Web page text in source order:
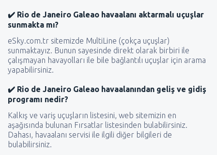
✔️ Rio de Janeiro Galeao havaalanı aktarmalı uçuşlar
sunmakta mı?
eSky.com.tr sitemizde MultiLine (çokça uçuşlar)
sunmaktayız. Bunun sayesinde direkt olarak birbiri ile
çalışmayan havayolları ile bile bağlantılı uçuşlar için arama
yapabilirsiniz.
✔️ Rio de Janeiro Galeao havaalanından geliş ve gidiş
programı nedir?
Kalkış ve variş uçuşların listesini, web sitemizin en
aşağısında bulunan Fırsatlar listesinden bulabilirsiniz.
Dahası, havaalanı servisi ile ilgili diğer bilgileri de
bulabilirsiniz.